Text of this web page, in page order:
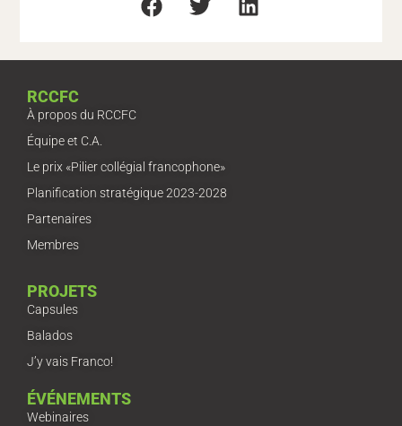
RCCFC
À propos du RCCFC
Équipe et C.A.
Le prix «Pilier collégial francophone»
Planification stratégique 2023-2028
Partenaires
Membres
PROJETS
Capsules
Balados
J’y vais Franco!
ÉVÉNEMENTS
Webinaires